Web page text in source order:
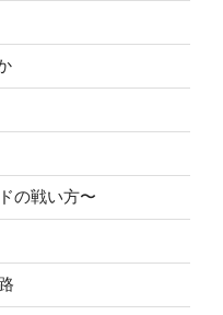
の戦い方〜